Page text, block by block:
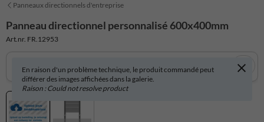
Panneaux directionnels d'entreprise
Panneau directionnel personnalisé 600x400mm
Art.nr. FR.12953
En raison d'un problème technique, le produit commandé peut
différer des images affichées dans la galerie.
Raison : Could not resolve product